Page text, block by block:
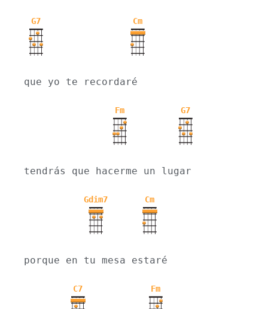
G7 Cm
que yo te recordaré
Fm G7
tendrás que hacerme un lugar
Gdim7 Cm
porque en tu mesa estaré
C7 Fm